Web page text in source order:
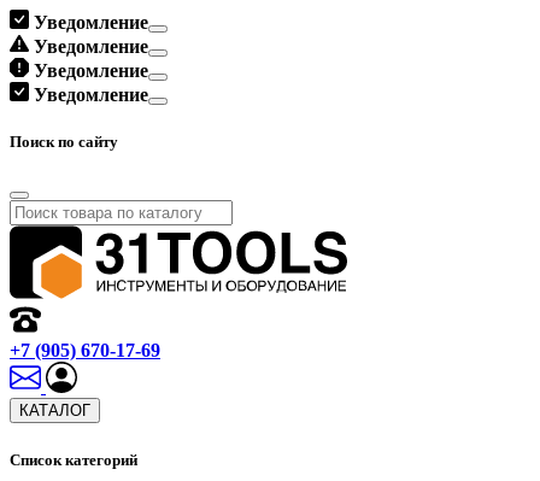
Уведомление
Уведомление
Уведомление
Уведомление
Поиск по сайту
+7 (905) 670-17-69
КАТАЛОГ
Список категорий